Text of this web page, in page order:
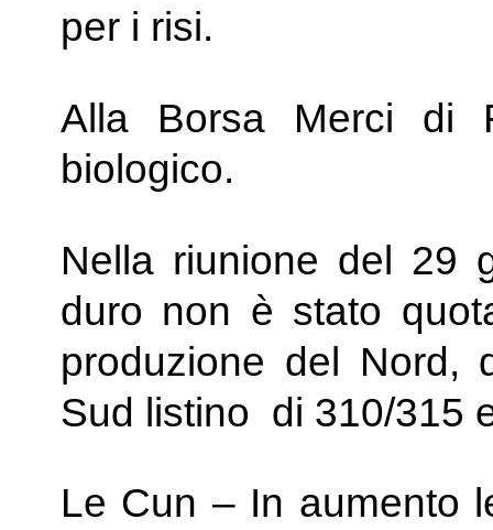
per i risi.
Alla Borsa Merci di
biologico.
Nella riunione del 29
duro non è stato
produzione del Nord,
Sud listino di 310/315
Le Cun – In aumento